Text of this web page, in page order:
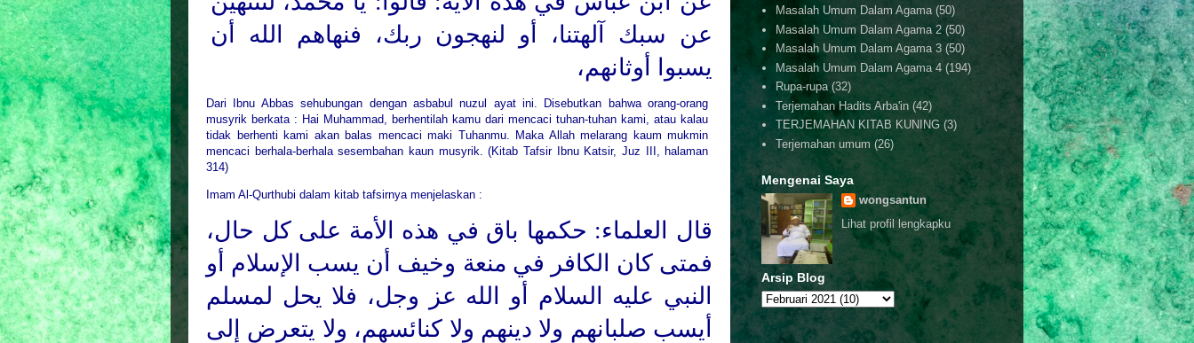
عن سبك آلهتنا، أو لنهجون ربك، فنهاهم الله أن
يسبوا أوثانهم،
Dari Ibnu Abbas sehubungan dengan asbabul nuzul ayat ini. Disebutkan bahwa orang-orang
musyrik berkata : Hai Muhammad, berhentilah kamu dari mencaci tuhan-tuhan kami, atau kalau
tidak berhenti kami akan balas mencaci maki Tuhanmu. Maka Allah melarang kaum mukmin
mencaci berhala-berhala sesembahan kaun musyrik. (Kitab Tafsir Ibnu Katsir, Juz III, halaman
314)
Imam Al-Qurthubi dalam kitab tafsirnya menjelaskan :
قال العلماء: حكمها باق في هذه الأمة على كل حال،
فمتى كان الكافر في منعة وخيف أن يسب الإسلام أو
النبي عليه السلام أو الله عز وجل، فلا يحل لمسلم
أيسب صلبانهم ولا دينهم ولا كنائسهم، ولا يتعرض إلى
Masalah Umum Dalam Agama (50)
Masalah Umum Dalam Agama 2 (50)
Masalah Umum Dalam Agama 3 (50)
Masalah Umum Dalam Agama 4 (194)
Rupa-rupa (32)
Terjemahan Hadits Arba'in (42)
TERJEMAHAN KITAB KUNING (3)
Terjemahan umum (26)
Mengenai Saya
wongsantun
Lihat profil lengkapku
Arsip Blog